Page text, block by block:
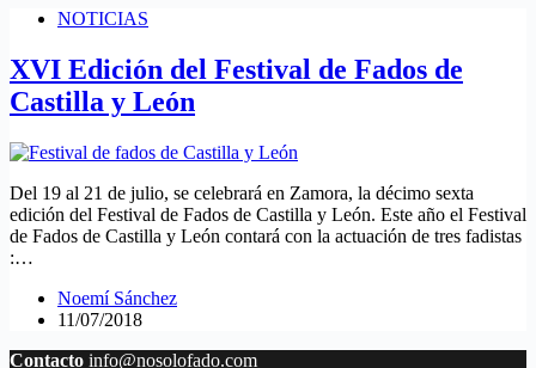
NOTICIAS
XVI Edición del Festival de Fados de
Castilla y León
Del 19 al 21 de julio, se celebrará en Zamora, la décimo sexta
edición del Festival de Fados de Castilla y León. Este año el Festival
de Fados de Castilla y León contará con la actuación de tres fadistas
:…
Noemí Sánchez
11/07/2018
Contacto info@nosolofado.com